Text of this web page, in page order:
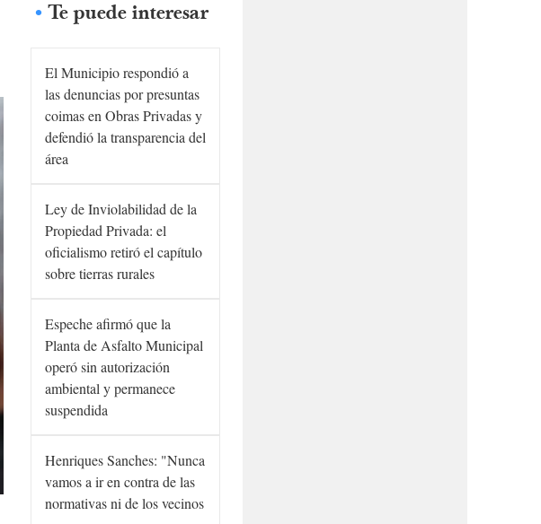
Te puede interesar
El Municipio respondió a
las denuncias por presuntas
coimas en Obras Privadas y
defendió la transparencia del
área
Ley de Inviolabilidad de la
Propiedad Privada: el
oficialismo retiró el capítulo
sobre tierras rurales
Espeche afirmó que la
Planta de Asfalto Municipal
operó sin autorización
ambiental y permanece
suspendida
Henriques Sanches: "Nunca
vamos a ir en contra de las
normativas ni de los vecinos